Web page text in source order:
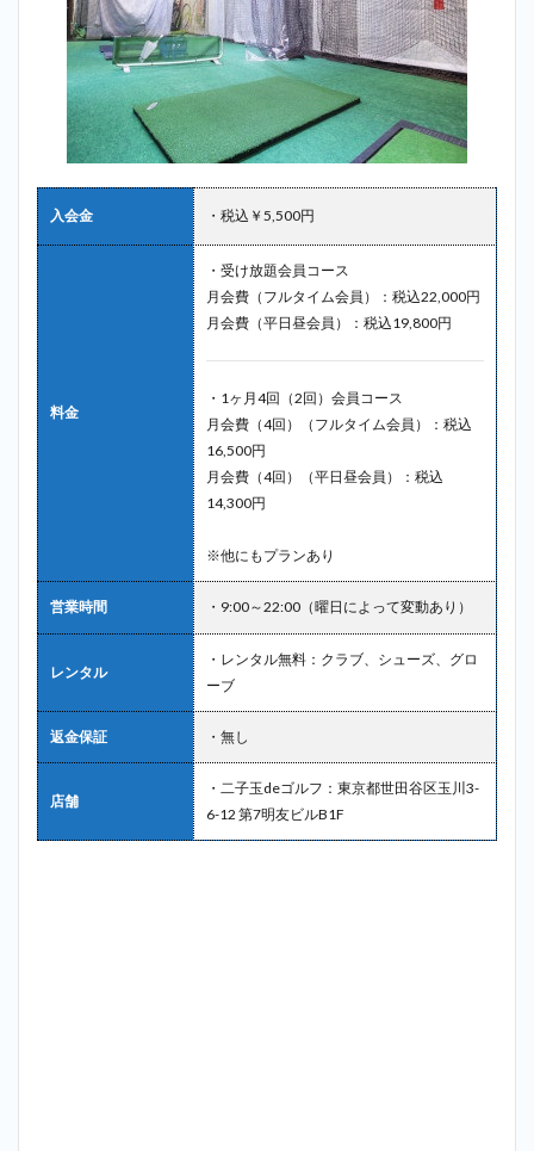
ゴル
フプ
ラス
祖師
店＿
梅ヶ
丘
2.6
6位：
千歳
ゴル
フセ
ンタ
丘
2.7
7位：
駒沢
ゴル
オ＿
梅ヶ
丘
8位：
ー成
セン
ター
＿梅
ヶ丘
入会金 ・税込￥5,500円
料金
・受け放題会員コース
月会費（フルタイム会員）：税込22,000円
月会費（平日昼会員）：税込19,800円
・1ヶ月4回（2回）会員コース
月会費（4回）（フルタイム会員）：税込
16,500円
月会費（4回）（平日昼会員）：税込
14,300円
※他にもプランあり
営業時間 ・9:00～22:00（曜日によって変動あり）
レンタル
・レンタル無料：クラブ、シューズ、グロ
ーブ
返金保証 ・無し
店舗
・二子玉deゴルフ：東京都世田谷区玉川3-
6-12 第7明友ビルB1F